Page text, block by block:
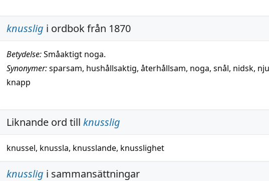
knusslig i ordbok från 1870
Betydelse:Småaktigt noga.
Synonymer:sparsam, hushållsaktig, återhållsam, noga, snål, nidsk,
knapp
Liknande ord till knusslig
knussel, knussla, knusslande, knusslighet
knusslig i sammansättningar